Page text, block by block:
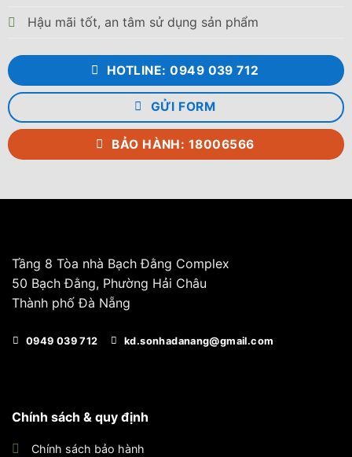
Hậu mãi tốt, an tâm sử dụng sản phẩm
HOTLINE: 0949 039 712
GỬI FORM
BẢO HÀNH: 18006566
Tầng 8 Tòa nhà Bạch Đằng Complex
50 Bạch Đằng, Phường Hải Châu
Thành phố Đà Nẵng
0949 039 712 kd.sonhadanang@gmail.com
Chính sách & quy định
Chính sách bảo hành